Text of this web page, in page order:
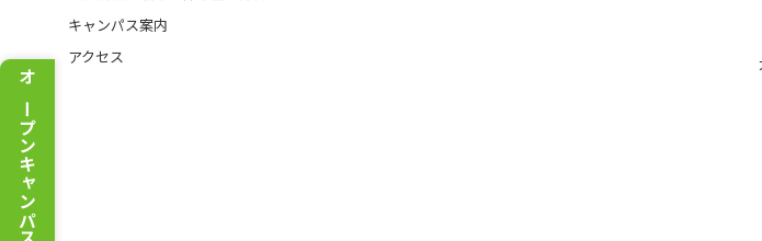
オープンキャンパス
キャンパス案内
アクセス